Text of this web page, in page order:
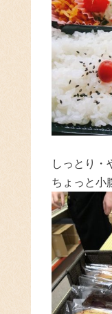
しっとり・
ちょっと小